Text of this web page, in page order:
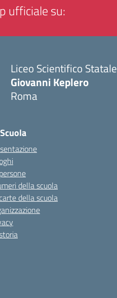
ufficiale su:
Liceo Scientifico Statale
Giovanni Keplero
Roma
della scuola
della scuola